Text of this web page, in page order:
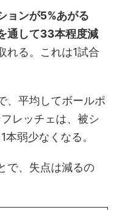
ョンが5%あがる
通して33本程度減
れる。これは1試合
、平均してボールポ
レッチェは、被シ
弱少なくなる。
で、失点は減るの